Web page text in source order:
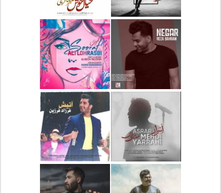
دانلود آلبوم جدید سیروان
خسروی بنام مونولوگ
دانلود آهنگ جدید علیرضا
قربانی بنام خیال خوش
دانلود آهنگ جدید رضا
بهرام بنام نگار
دانلود آهنگ جدید علی
لهراسبی بنام صورت
دانلود آهنگ جدید مهدی
یراحی بنام اسرار
دانلود آهنگ جدید فرزاد
فرزین بنام آتیش